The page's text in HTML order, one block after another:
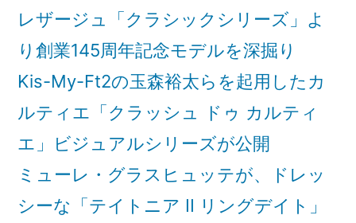
レザージュ「クラシックシリーズ」よ
り創業145周年記念モデルを深掘り
Kis-My-Ft2の玉森裕太らを起用したカ
ルティエ「クラッシュ ドゥ カルティ
エ」ビジュアルシリーズが公開
ミューレ・グラスヒュッテが、ドレッ
シーな「テイトニア II リングデイト」